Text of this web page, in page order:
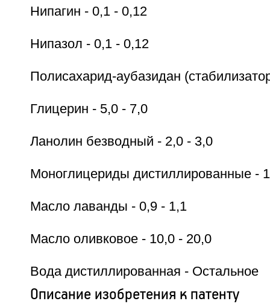
Нипагин - 0,1 - 0,12
Нипазол - 0,1 - 0,12
Полисахарид-аубазидан
Глицерин - 5,0 - 7,0
Ланолин безводный - 2,0 - 3,0
Моноглицериды дистиллированные -
Масло лаванды - 0,9 - 1,1
Масло оливковое - 10,0 - 20,0
Вода дистиллированная - Остальное
Описание изобретения к патенту